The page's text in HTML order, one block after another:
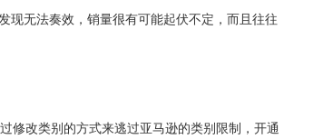
现无法奏效，销量很有可能起伏不定，而且往往
修改类别的方式来逃过亚马逊的类别限制，开通